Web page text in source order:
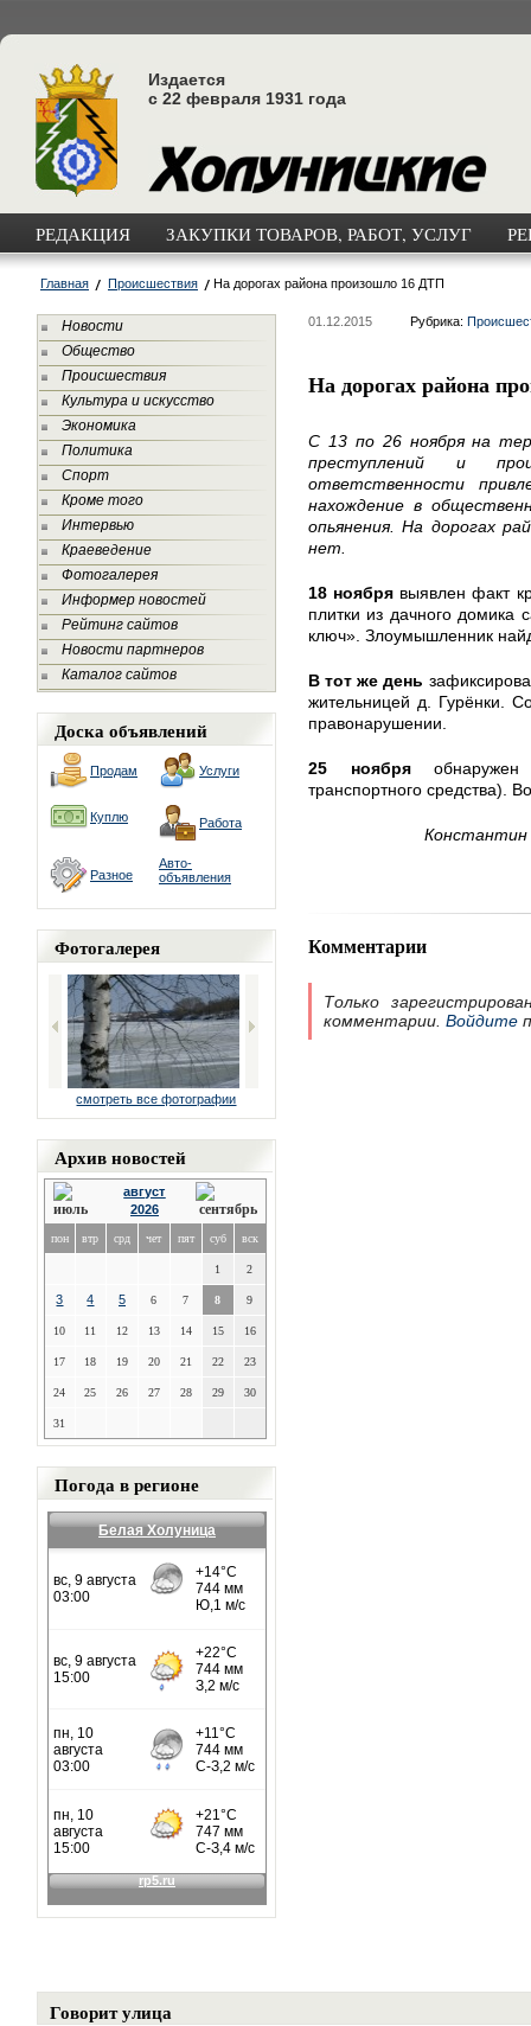
Издается
с 22 февраля 1931 года
РЕДАКЦИЯ ЗАКУПКИ ТОВАРОВ, РАБОТ, УСЛУГ
Главная Происшествия На дорогах района произошло 16 ДТП
Новости
Общество
Происшествия
Культура и искусство
Экономика
Политика
Спорт
Кроме того
Интервью
Краеведение
Фотогалерея
Информер новостей
Рейтинг сайтов
Новости партнеров
Каталог сайтов
Доска объявлений
Продам Услуги
Куплю Работа
Разное
Авто-
объявления
Фотогалерея
смотреть все фотографии
Архив новостей
август
2026
пон втр срд чет пят суб вск
1 2
3 4 5 6 7 8 9
10 11 12 13 14 15 16
17 18 19 20 21 22 23
24 25 26 27 28 29 30
31
Погода в регионе
Белая Холуница
01.12.2015 Рубрика:
На дорогах района
С 13 по 26 ноября на
преступлений и
ответственности
нахождение в
опьянения. На дорогах
нет.
18 ноября выявлен факт
плитки из дачного домика
ключ». Злоумышленник
В тот же день
жительницей д. Гурёнки.
правонарушении.
25 ноября
транспортного средства).
Константин
Комментарии
Только
комментарии. Войдите
Говорит улица